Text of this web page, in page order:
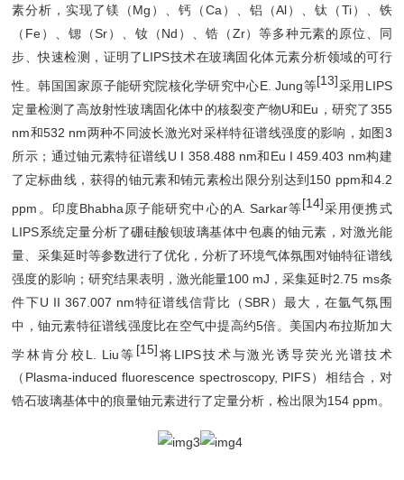
素分析，实现了镁（Mg）、钙（Ca）、铝（Al）、钛（Ti）、铁
（Fe）、锶（Sr）、钕（Nd）、锆（Zr）等多种元素的原位、同
步、快速检测，证明了LIPS技术在玻璃固化体元素分析领域的可行
性。韩国国家原子能研究院核化学研究中心E. Jung等[13]采用LIPS
定量检测了高放射性玻璃固化体中的核裂变产物U和Eu，研究了355
nm和532 nm两种不同波长激光对采样特征谱线强度的影响，如图3
所示；通过铀元素特征谱线U I 358.488 nm和Eu I 459.403 nm构建
了定标曲线，获得的铀元素和铕元素检出限分别达到150 ppm和4.2
ppm。印度Bhabha原子能研究中心的A. Sarkar等[14]采用便携式
LIPS系统定量分析了硼硅酸钡玻璃基体中包裹的铀元素，对激光能
量、采集延时等参数进行了优化，分析了环境气体氛围对铀特征谱线
强度的影响；研究结果表明，激光能量100 mJ，采集延时2.75 ms条
件下U II 367.007 nm特征谱线信背比（SBR）最大，在氩气氛围
中，铀元素特征谱线强度比在空气中提高约5倍。美国内布拉斯加大
学林肯分校L. Liu等 [15]将LIPS技术与激光诱导荧光光谱技术
（Plasma-induced fluorescence spectroscopy, PIFS）相结合，对
锆石玻璃基体中的痕量铀元素进行了定量分析，检出限为154 ppm。